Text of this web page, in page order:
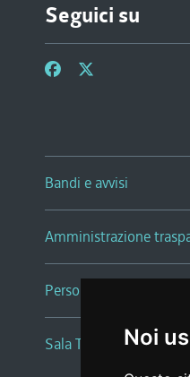
Noi
Seguici su
Bandi e avvisi
Amministrazione
Persone e Uffici
Sala Tiziano Tessitori